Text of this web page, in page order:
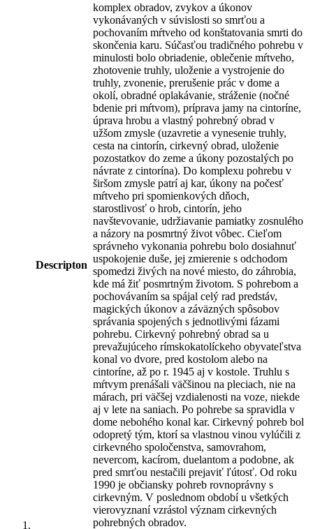
Descripton
komplex obradov, zvykov a úkonov
vykonávaných v súvislosti so smrťou a
pochovaním mŕtveho od konštatovania smrti do
skončenia karu. Súčasťou tradičného pohrebu v
minulosti bolo obriadenie, oblečenie mŕtveho,
zhotovenie truhly, uloženie a vystrojenie do
truhly, zvonenie, prerušenie prác v dome a
okolí, obradné oplakávanie, stráženie (nočné
bdenie pri mŕtvom), príprava jamy na cintoríne,
úprava hrobu a vlastný pohrebný obrad v
užšom zmysle (uzavretie a vynesenie truhly,
cesta na cintorín, cirkevný obrad, uloženie
pozostatkov do zeme a úkony pozostalých po
návrate z cintorína). Do komplexu pohrebu v
širšom zmysle patrí aj kar, úkony na počesť
mŕtveho pri spomienkových dňoch,
starostlivosť o hrob, cintorín, jeho
navštevovanie, udržiavanie pamiatky zosnulého
a názory na posmrtný život vôbec. Cieľom
správneho vykonania pohrebu bolo dosiahnuť
uspokojenie duše, jej zmierenie s odchodom
spomedzi živých na nové miesto, do záhrobia,
kde má žiť posmrtným životom. S pohrebom a
pochovávaním sa spájal celý rad predstáv,
magických úkonov a záväzných spôsobov
správania spojených s jednotlivými fázami
pohrebu. Cirkevný pohrebný obrad sa u
prevažujúceho rímskokatolíckeho obyvateľstva
konal vo dvore, pred kostolom alebo na
cintoríne, až po r. 1945 aj v kostole. Truhlu s
mŕtvym prenášali väčšinou na pleciach, nie na
márach, pri väčšej vzdialenosti na voze, niekde
aj v lete na saniach. Po pohrebe sa spravidla v
dome nebohého konal kar. Cirkevný pohreb bol
odopretý tým, ktorí sa vlastnou vinou vylúčili z
cirkevného spoločenstva, samovrahom,
nevercom, kacírom, duelantom a podobne, ak
pred smrťou nestačili prejaviť ľútosť. Od roku
1990 je občiansky pohreb rovnoprávny s
cirkevným. V poslednom období u všetkých
vierovyznaní vzrástol význam cirkevných
pohrebných obradov.